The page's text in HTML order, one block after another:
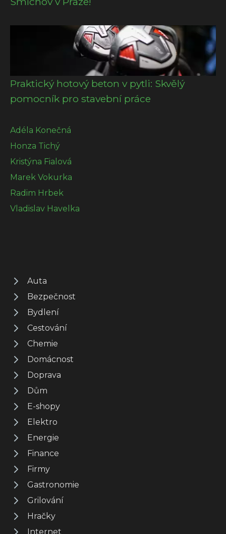
Praktický hotový beton v pytli: Skvělý
pomocník pro stavební práce
Adéla Konečná
Honza Tichý
Kristýna Fialová
Marek Vokurka
Radim Hrbek
Vladislav Havelka
Auta
Bezpečnost
Bydlení
Cestování
Chemie
Domácnost
Doprava
Dům
E-shopy
Elektro
Energie
Finance
Firmy
Gastronomie
Grilování
Hračky
Internet